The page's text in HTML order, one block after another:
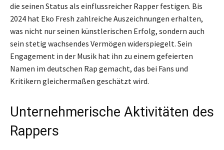
die seinen Status als einflussreicher Rapper festigen. Bis
2024 hat Eko Fresh zahlreiche Auszeichnungen erhalten,
was nicht nur seinen künstlerischen Erfolg, sondern auch
sein stetig wachsendes Vermögen widerspiegelt. Sein
Engagement in der Musik hat ihn zu einem gefeierten
Namen im deutschen Rap gemacht, das bei Fans und
Kritikern gleichermaßen geschätzt wird.
Unternehmerische Aktivitäten des
Rappers